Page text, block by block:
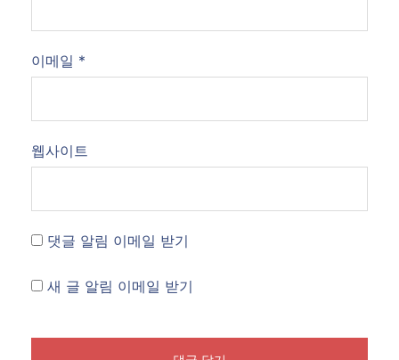
이메일 *
웹사이트
댓글 알림 이메일 받기
새 글 알림 이메일 받기